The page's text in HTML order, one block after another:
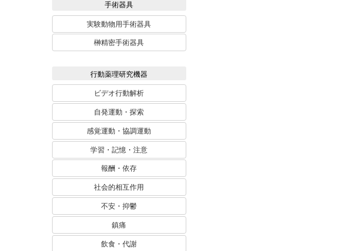
手術器具
実験動物用手術器具
榊精密手術器具
行動薬理研究機器
ビデオ行動解析
自発運動・探索
感覚運動・協調運動
学習・記憶・注意
報酬・依存
社会的相互作用
不安・抑鬱
鎮痛
飲食・代謝